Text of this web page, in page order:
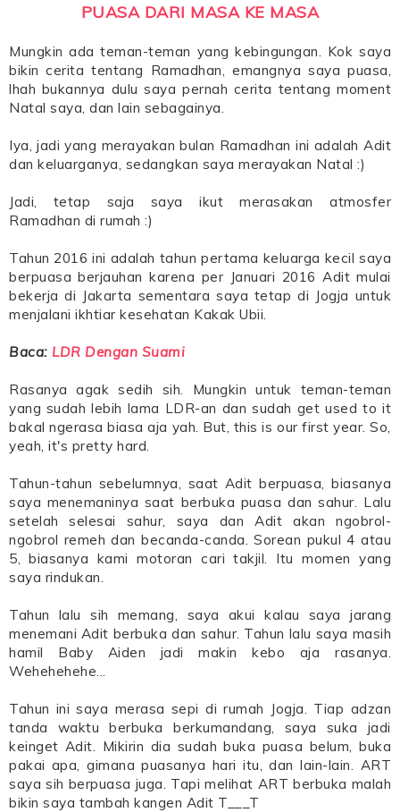
PUASA DARI MASA KE MASA
Mungkin ada teman-teman yang kebingungan. Kok saya
bikin cerita tentang Ramadhan, emangnya saya puasa,
lhah bukannya dulu saya pernah cerita tentang moment
Natal saya, dan lain sebagainya.
Iya, jadi yang merayakan bulan Ramadhan ini adalah Adit
dan keluarganya, sedangkan saya merayakan Natal :)
Jadi, tetap saja saya ikut merasakan atmosfer
Ramadhan di rumah :)
Tahun 2016 ini adalah tahun pertama keluarga kecil saya
berpuasa berjauhan karena per Januari 2016 Adit mulai
bekerja di Jakarta sementara saya tetap di Jogja untuk
menjalani ikhtiar kesehatan Kakak Ubii.
Baca: LDR Dengan Suami
Rasanya agak sedih sih. Mungkin untuk teman-teman
yang sudah lebih lama LDR-an dan sudah get used to it
bakal ngerasa biasa aja yah. But, this is our first year. So,
yeah, it's pretty hard.
Tahun-tahun sebelumnya, saat Adit berpuasa, biasanya
saya menemaninya saat berbuka puasa dan sahur. Lalu
setelah selesai sahur, saya dan Adit akan ngobrol-
ngobrol remeh dan becanda-canda. Sorean pukul 4 atau
5, biasanya kami motoran cari takjil. Itu momen yang
saya rindukan.
Tahun lalu sih memang, saya akui kalau saya jarang
menemani Adit berbuka dan sahur. Tahun lalu saya masih
hamil Baby Aiden jadi makin kebo aja rasanya.
Wehehehehe...
Tahun ini saya merasa sepi di rumah Jogja. Tiap adzan
tanda waktu berbuka berkumandang, saya suka jadi
keinget Adit. Mikirin dia sudah buka puasa belum, buka
pakai apa, gimana puasanya hari itu, dan lain-lain. ART
saya sih berpuasa juga. Tapi melihat ART berbuka malah
bikin saya tambah kangen Adit T___T